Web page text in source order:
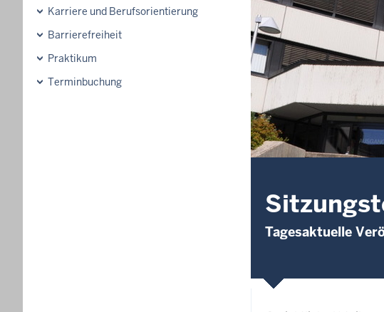
Karriere und Berufsorientierung
Barrierefreiheit
Praktikum
Terminbuchung
Tagesaktuelle